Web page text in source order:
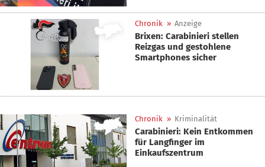
Chronik » Anzeige
Brixen: Carabinieri stellen
Reizgas und gestohlene
Smartphones sicher
Chronik » Kriminalität
Carabinieri: Kein Entkommen
für Langfinger im
Einkaufszentrum